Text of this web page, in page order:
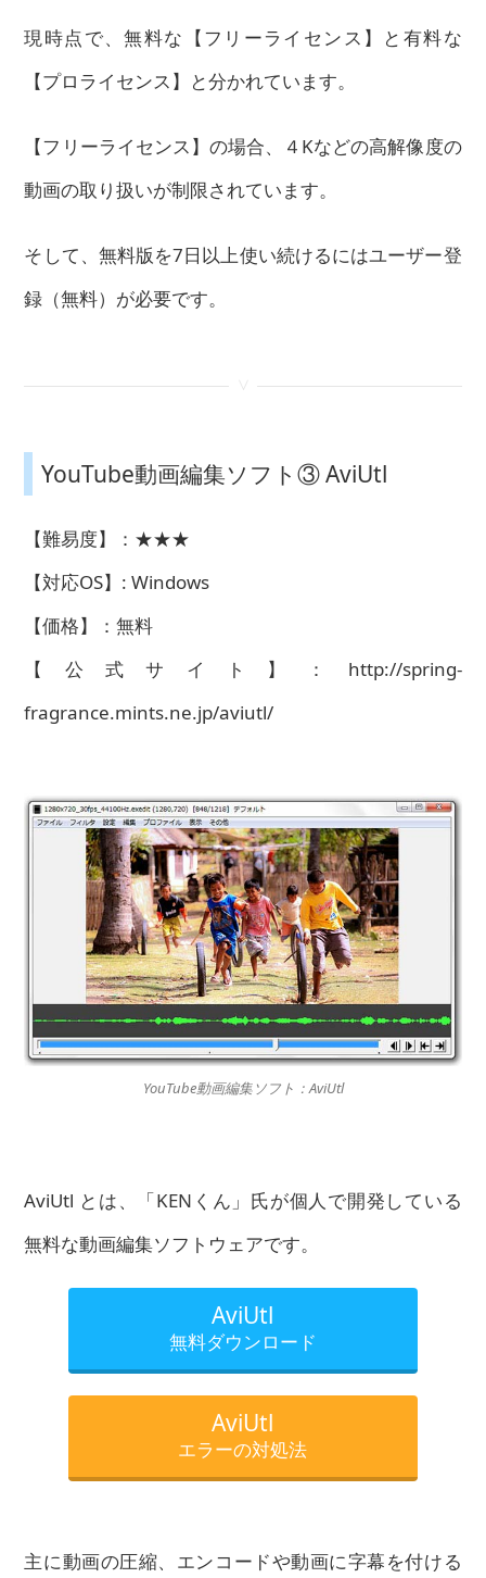
現時点で、無料な【フリーライセンス】と有料な
【プロライセンス】と分かれています。
【フリーライセンス】の場合、４Kなどの高解像度の
動画の取り扱いが制限されています。
そして、無料版を7日以上使い続けるにはユーザー登
録（無料）が必要です。
YouTube動画編集ソフト③ AviUtl
【難易度】：★★★
【対応OS】: Windows
【価格】：無料
【公式サイト】：http://spring-
fragrance.mints.ne.jp/aviutl/
YouTube動画編集ソフト：AviUtl
AviUtl とは、「KENくん」氏が個人で開発している
無料な動画編集ソフトウェアです。
AviUtl
無料ダウンロード
AviUtl
エラーの対処法
主に動画の圧縮、エンコードや動画に字幕を付ける